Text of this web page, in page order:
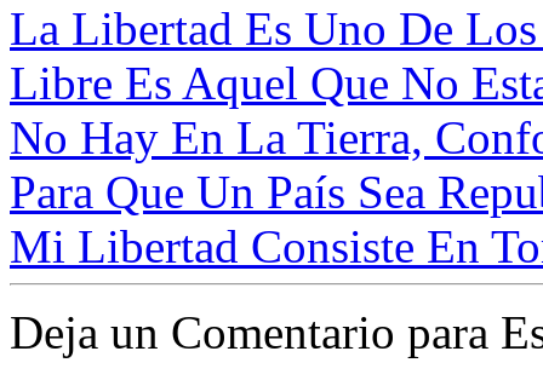
La Libertad Es Uno De
Libre Es Aquel Que No
No Hay En La Tierra,
Para Que Un País Sea
Mi Libertad Consiste En
Deja un Comentario para